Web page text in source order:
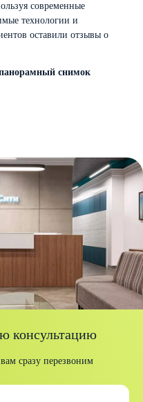
современные
технологии и
оставили отзывы о
снимок
консультацию
сразу перезвоним